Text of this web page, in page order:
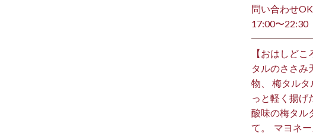
問い合わせ
17:00〜22:30 ⁡
【おはしど
タルのささみ
物、 梅タルタ
っと軽く揚げ
酸味の梅タル
て。 ⁡ マヨネ